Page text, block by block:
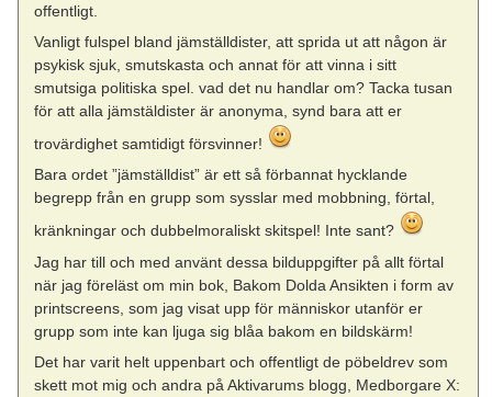
offentligt.
Vanligt fulspel bland jämställdister, att sprida ut att någon är
psykisk sjuk, smutskasta och annat för att vinna i sitt
smutsiga politiska spel. vad det nu handlar om? Tacka tusan
för att alla jämstäldister är anonyma, synd bara att er
trovärdighet samtidigt försvinner!
Bara ordet ”jämställdist” är ett så förbannat hycklande
begrepp från en grupp som sysslar med mobbning, förtal,
kränkningar och dubbelmoraliskt skitspel! Inte sant?
Jag har till och med använt dessa bilduppgifter på allt förtal
när jag föreläst om min bok, Bakom Dolda Ansikten i form av
printscreens, som jag visat upp för människor utanför er
grupp som inte kan ljuga sig blåa bakom en bildskärm!
Det har varit helt uppenbart och offentligt de pöbeldrev som
skett mot mig och andra på Aktivarums blogg, Medborgare X: